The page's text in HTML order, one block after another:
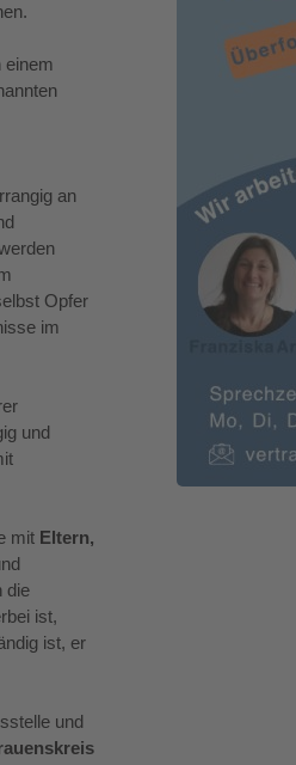
einem
an
Opfer
im
und
mit Eltern,
die
ist,
ist, er
und